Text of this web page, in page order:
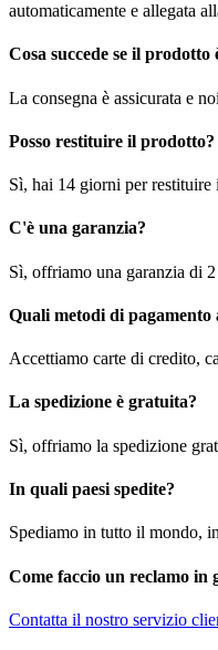
automaticamente e allegata
Cosa succede se il
La consegna è assicurata e
Posso restituire il prodotto?
Sì, hai 14 giorni per
C'è una garanzia?
Sì, offriamo una garanzia di
Quali metodi di pagamento
Accettiamo carte di credito,
La spedizione è gratuita?
Sì, offriamo la spedizione
In quali paesi spedite?
Spediamo in tutto il mondo,
Come faccio un reclamo in
Contatta il nostro servizio